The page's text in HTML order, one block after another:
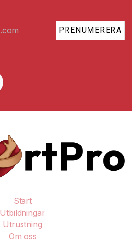
PRENUMERERA
Start
Utbildningar
Utrustning
Om oss